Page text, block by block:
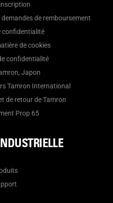
de remboursement
confidentialité
de cookies
confidentialité
Japon
Tamron International
de retour de Tamron
Prop 65